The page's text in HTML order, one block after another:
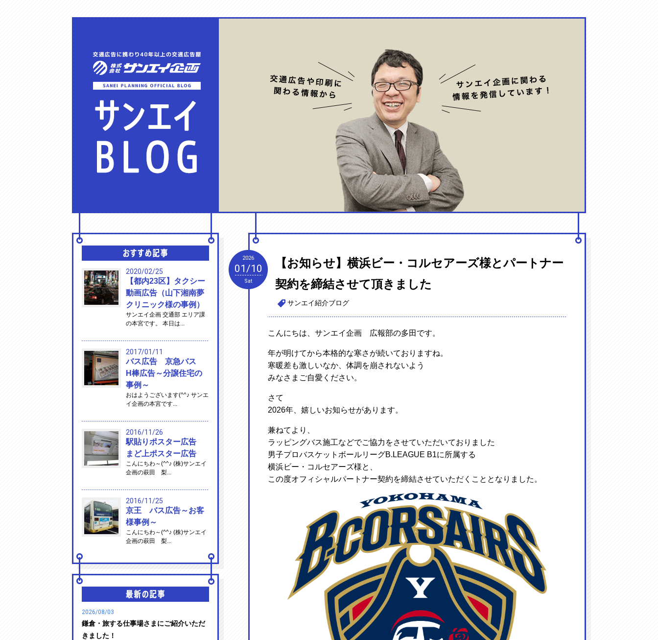
2026
01/10
Sat
【お知らせ】横浜ビー・コルセアーズ様とパートナー
契約を締結させて頂きました
サンエイ紹介ブログ
こんにちは、サンエイ企画 広報部の多田です。
年が明けてから本格的な寒さが続いておりますね。
寒暖差も激しいなか、体調を崩されないよう
みなさまご自愛ください。
さて
2026年、嬉しいお知らせがあります。
兼ねてより、
ラッピングバス施工などでご協力をさせていただいておりました
男子プロバスケットボールリーグB.LEAGUE B1に所属する
横浜ビー・コルセアーズ様と、
この度オフィシャルパートナー契約を締結させていただくこととなりました。
2020/02/25
【都内23区】タクシー
動画広告（山下湘南夢
クリニック様の事例）
サンエイ企画 交通部 エリア課
の本宮です。 本日は...
2017/01/11
バス広告 京急バス
H棒広告～分譲住宅の
事例～
おはようございます(^^♪ サンエ
イ企画の本宮です...
2016/11/26
駅貼りポスター広告
まど上ポスター広告
こんにちわ～(^^♪ (株)サンエイ
企画の萩田 梨...
2016/11/25
京王 バス広告～お客
様事例～
こんにちわ～(^^♪ (株)サンエイ
企画の萩田 梨...
2026/08/03
鎌倉・旅する仕事場さまにご紹介いただ
きました！